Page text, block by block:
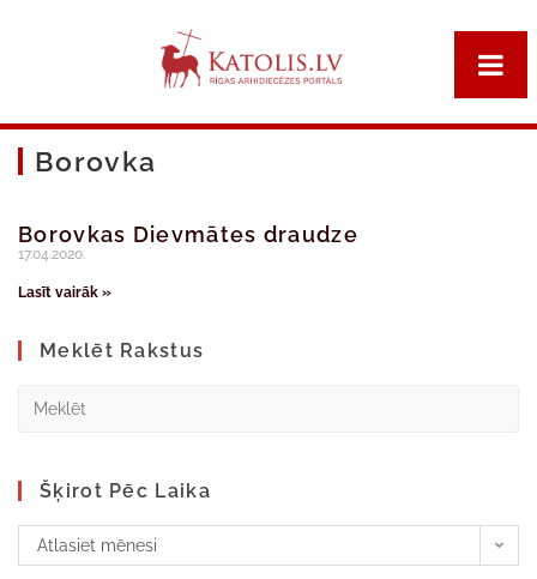
Borovka
Borovkas Dievmātes draudze
17.04.2020.
Lasīt vairāk »
Meklēt Rakstus
Šķirot Pēc Laika
Atlasiet mēnesi